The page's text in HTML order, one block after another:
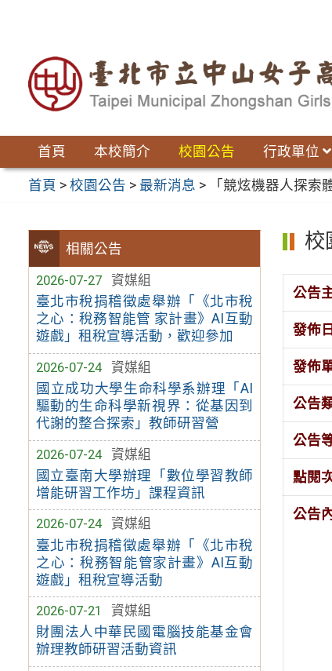
首頁 本校簡介 校園公告 行政單位
首頁 >校園公告 > 最新消息 > 「競炫機器人探索
相關公告
2026-07-27
資媒組
臺北市稅捐稽徵處舉辦「《北市稅
之心：稅務智能管 家計畫》AI互動
遊戲」租稅宣導活動，歡迎參加
2026-07-24
資媒組
國立成功大學生命科學系辦理「AI
驅動的生命科學新視界：從基因到
代謝的整合探索」教師研習營
2026-07-24
資媒組
國立臺南大學辦理「數位學習教師
增能研習工作坊」課程資訊
2026-07-24
資媒組
臺北市稅捐稽徵處舉辦「《北市稅
之心：稅務智能管家計畫》AI互動
遊戲」租稅宣導活動
2026-07-21
資媒組
財團法人中華民國電腦技能基金會
辦理教師研習活動資訊
校
公告
發佈
發佈
公告
公告
點閱
公告